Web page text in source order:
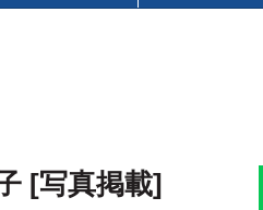
[写真掲載]